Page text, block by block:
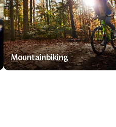
Mountainbiking